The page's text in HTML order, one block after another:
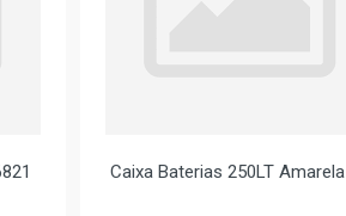
Caixa Baterias 250LT Amarela